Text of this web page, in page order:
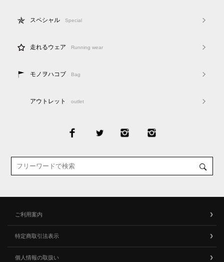
スペシャル Special
走れるウェア Running wear
モノヲハコブ Bag
アウトレット outlet
ご利用案内
特定商取引法表示
個人情報の取扱い